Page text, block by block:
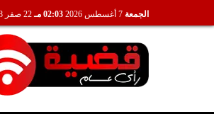
الجمعة 02:03 مـ 22 صفر 1448